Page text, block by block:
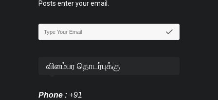
Posts enter your email.
விளம்பர தொடர்புக்கு
Phone : +91